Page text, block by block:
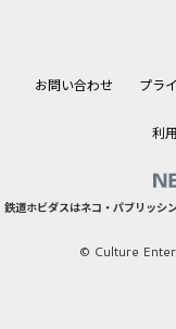
お問い合わせ プラ
利
鉄道ホビダスはネコ・パブリッシ
© Culture